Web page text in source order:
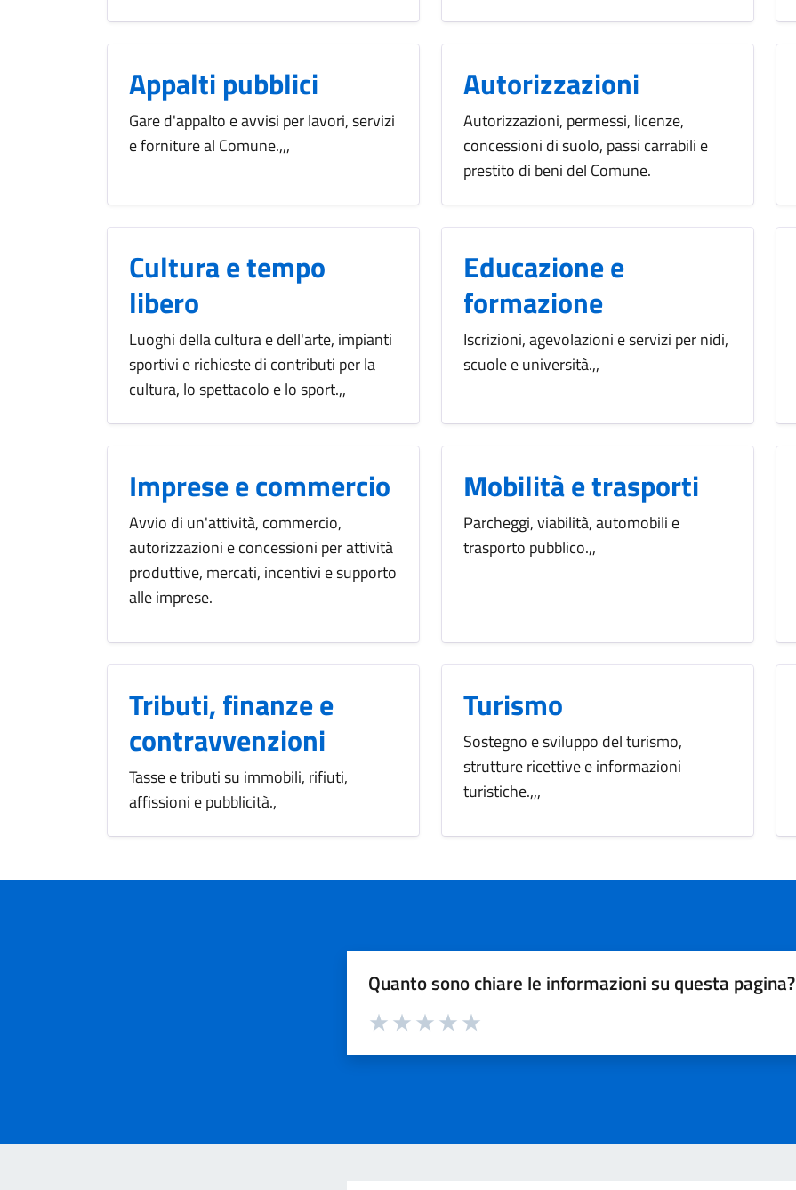
Appalti pubblici
Gare d'appalto e avvisi per lavori, servizi
e forniture al Comune.,,,
Autorizzazioni
Autorizzazioni, permessi, licenze,
concessioni di suolo, passi carrabili e
prestito di beni del Comune.
Cultura e tempo
libero
Luoghi della cultura e dell'arte, impianti
sportivi e richieste di contributi per la
cultura, lo spettacolo e lo sport.,,
Educazione e
formazione
Iscrizioni, agevolazioni e servizi per nidi,
scuole e università.,,
Imprese e commercio
Avvio di un'attività, commercio,
autorizzazioni e concessioni per attività
produttive, mercati, incentivi e supporto
alle imprese.
Mobilità e trasporti
Parcheggi, viabilità, automobili e
trasporto pubblico.,,
Tributi, finanze e
contravvenzioni
Tasse e tributi su immobili, rifiuti,
affissioni e pubblicità.,
Turismo
Sostegno e sviluppo del turismo,
strutture ricettive e informazioni
turistiche.,,,
Quanto sono chiare le informazioni su questa pagina?